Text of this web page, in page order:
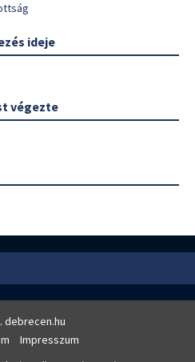
ideje
végezte
debrecen.hu
Impresszum